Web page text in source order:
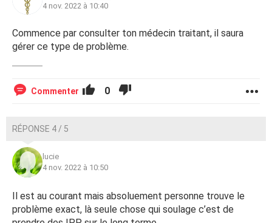
4 nov. 2022 à 10:40
Commence par consulter ton médecin traitant, il saura
gérer ce type de problème.
Commenter 0
RÉPONSE 4 / 5
lucie
4 nov. 2022 à 10:50
Il est au courant mais absoluement personne trouve le
problème exact, là seule chose qui soulage c’est de